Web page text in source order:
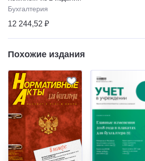
Бухгалтерия
12 244,52 ₽
Похожие издания